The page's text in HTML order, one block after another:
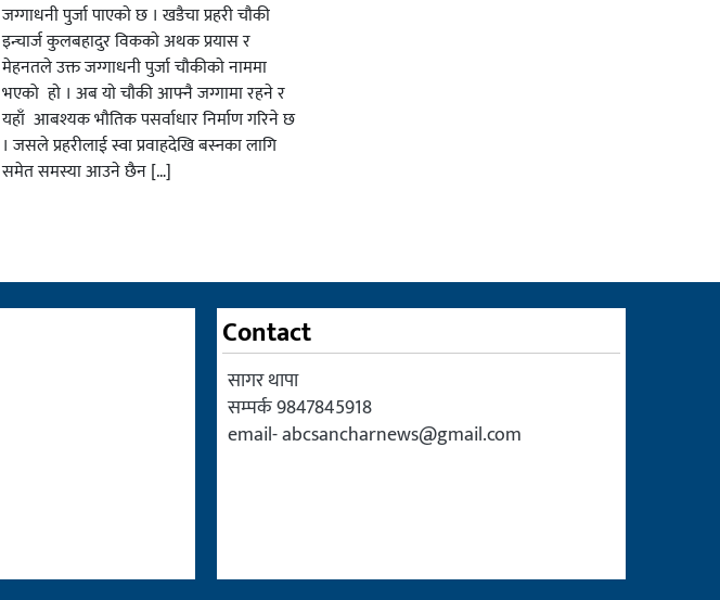
जग्गाधनी पुर्जा पाएकाे छ । खडैचा प्रहरी चाैकी
इन्चार्ज कुलबहादुर विककाे अथक प्रयास र
मेहनतले उक्त जग्गाधनी पुर्जा चाैकीकाे नाममा
भएको हाे । अब याे चाैकी आफ्नै जग्गामा रहने र
यहाँ आबश्यक भाैतिक पसर्वाधार निर्माण गरिने छ
। जसले प्रहरीलाई स्वा प्रवाहदेखि बस्नका लागि
समेत समस्या आउने छैन […]
Contact
सागर थापा
सम्पर्क 9847845918
email-abcsancharnews@gmail.com